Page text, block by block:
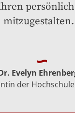
mitzugestalten.
Evelyn
der